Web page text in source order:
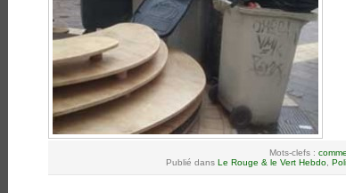
Mots-clefs :
Publié dans Le Rouge & le Vert Hebdo,